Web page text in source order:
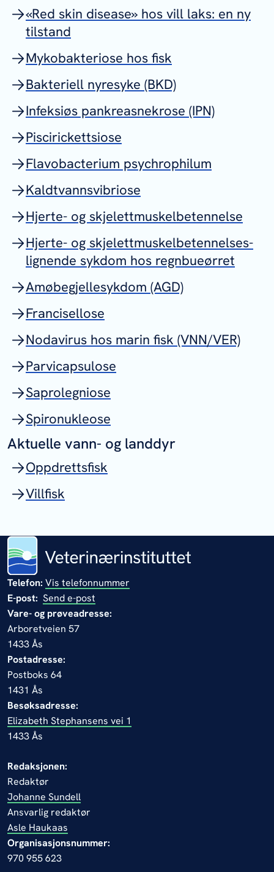
«Red skin disease» hos vill laks: en ny
tilstand
Mykobakteriose hos fisk
Bakteriell nyresyke (BKD)
Infeksiøs pankreasnekrose (IPN)
Piscirickettsiose
Flavobacterium psychrophilum
Kaldtvannsvibriose
Hjerte- og skjelettmuskelbetennelse
Hjerte- og skjelettmuskelbetennelses-
lignende sykdom hos regnbueørret
Amøbegjellesykdom (AGD)
Francisellose
Nodavirus hos marin fisk (VNN/VER)
Parvicapsulose
Saprolegniose
Spironukleose
Aktuelle vann- og landdyr
Oppdrettsfisk
Villfisk
Telefon: Vis telefonnummer
E-post: Send e-post
Vare- og prøveadresse:
Arboretveien 57
1433 Ås
Postadresse:
Postboks 64
1431 Ås
Besøksadresse:
Elizabeth Stephansens vei 1
1433 Ås
Redaksjonen:
Redaktør
Johanne Sundell
Ansvarlig redaktør
Asle Haukaas
Organisasjonsnummer:
970 955 623